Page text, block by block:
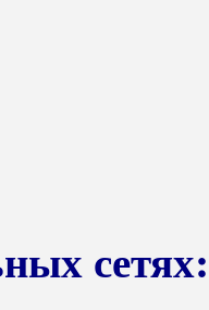
сетях: